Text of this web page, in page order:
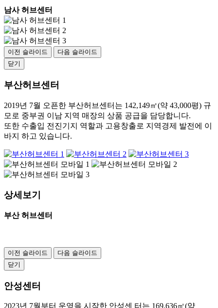
남사 허브센터
이전 슬라이드
다음 슬라이드
닫기
부산허브센터
2019년 7월 오픈한 부산허브센터는 142,149㎡(약 43,000평) 규
모로 중부권 이남 지역 매장의 상품 공급을 담당합니다.
또한 수출입 전진기지 역할과 고용창출로 지역경제 발전에 이
바지 하고 있습니다.
상세보기
부산 허브센터
이전 슬라이드
다음 슬라이드
닫기
안성센터
2023년 7월부터 운영을 시작한 안성센 터는 169,636㎡(약